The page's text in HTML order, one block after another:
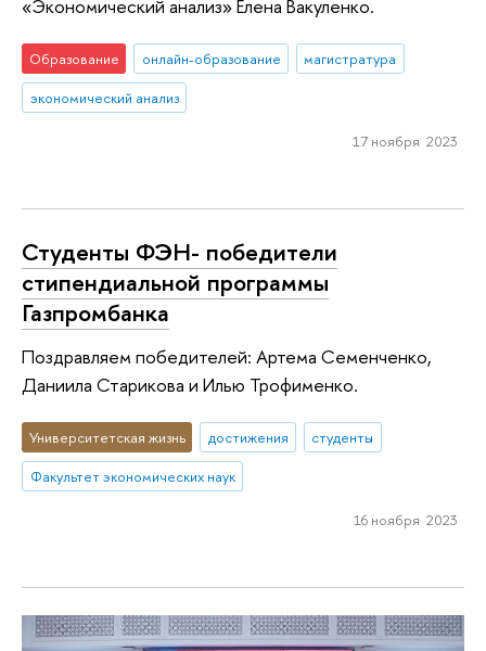
«Экономический анализ» Елена Вакуленко.
Образование онлайн-образование
магистратура
экономический анализ
17 ноября 2023
Студенты ФЭН- победители
стипендиальной программы
Газпромбанка
Поздравляем победителей: Артема Семенченко,
Даниила Старикова и Илью Трофименко.
Университетская жизнь достижения
студенты
Факультет экономических наук
16 ноября 2023